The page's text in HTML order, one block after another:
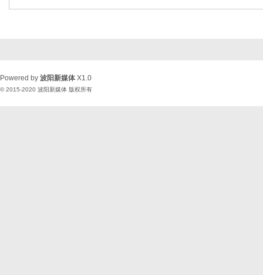
Powered by 波阳新媒体 X1.0
© 2015-2020 波阳新媒体 版权所有